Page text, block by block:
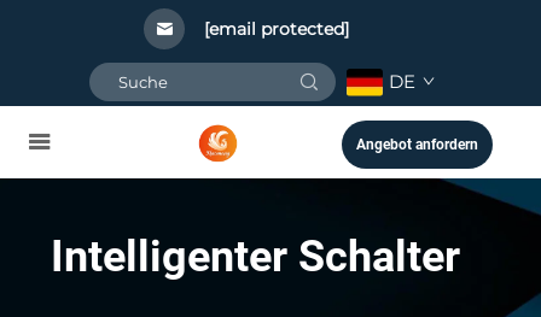
[email protected]
DE
Angebot anfordern
Intelligenter Schalter